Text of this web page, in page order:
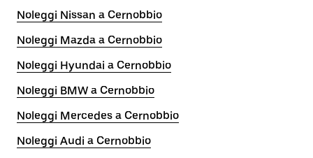
Noleggi Nissan a Cernobbio
Noleggi Mazda a Cernobbio
Noleggi Hyundai a Cernobbio
Noleggi BMW a Cernobbio
Noleggi Mercedes a Cernobbio
Noleggi Audi a Cernobbio